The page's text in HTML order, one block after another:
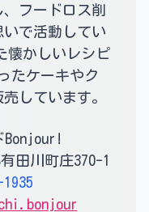
フードロス削
で活動してい
懐かしいレシピ
たケーキやク
しています。
Bonjour!
田川町庄370-1